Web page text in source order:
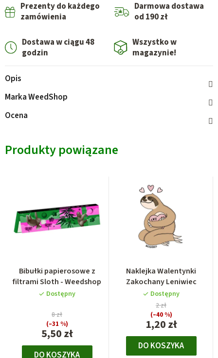
Prezenty do każdego
zamówienia
Darmowa dostawa
od 190 zł
Dostawa w ciągu 48
godzin
Wszystko w
magazynie!
Opis
MarkaWeedShop
Ocena
Produkty powiązane
Bibułki papierosowe z
filtrami Sloth - Weedshop
Dostępny
5,50 zł
8 zł
(–31 %)
DO KOSZYKA
Naklejka Walentynki
Zakochany Leniwiec
Dostępny
1,20 zł
2 zł
(–40 %)
DO KOSZYKA